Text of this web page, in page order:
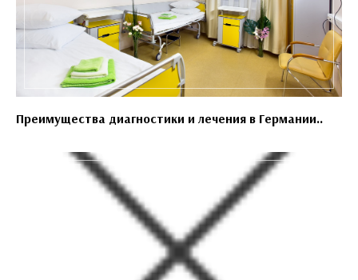
Преимущества диагностики и лечения в Германии..